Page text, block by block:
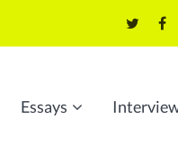
Essays